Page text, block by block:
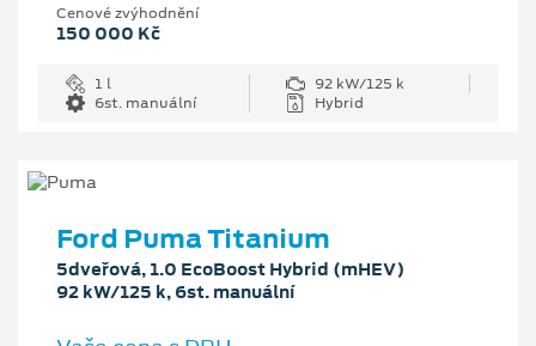
Cenové zvýhodnění
150 000 Kč
1 l
92 kW/125 k
6st. manuální
Hybrid
Ford Puma Titanium
5dveřová, 1.0 EcoBoost Hybrid (mHEV)
92 kW/125 k, 6st. manuální